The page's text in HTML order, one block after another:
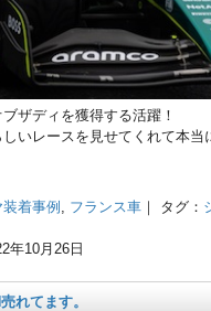
ザディを獲得する活躍！
いレースを見せてくれて本当
着事例 , フランス車 ｜ タグ：
年10月26日
れてます。